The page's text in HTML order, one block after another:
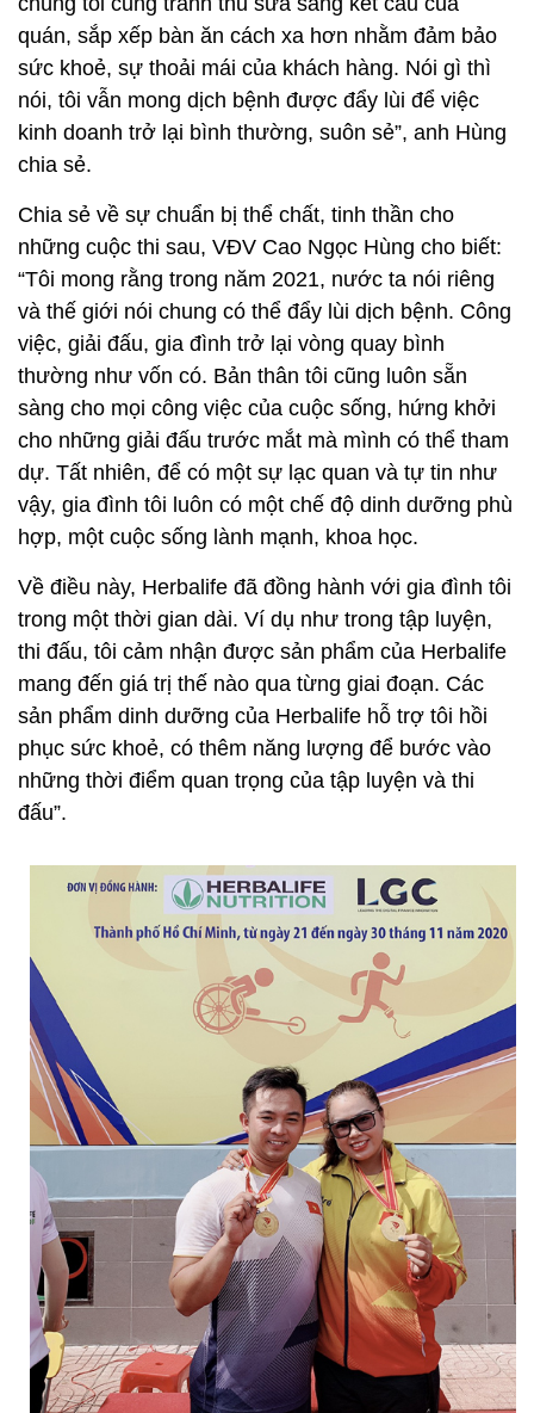
quán, sắp xếp bàn ăn cách xa hơn nhằm đảm bảo
sức khoẻ, sự thoải mái của khách hàng. Nói gì thì
nói, tôi vẫn mong dịch bệnh được đẩy lùi để việc
kinh doanh trở lại bình thường, suôn sẻ”, anh Hùng
chia sẻ.
Chia sẻ về sự chuẩn bị thể chất, tinh thần cho
những cuộc thi sau, VĐV Cao Ngọc Hùng cho biết:
“Tôi mong rằng trong năm 2021, nước ta nói riêng
và thế giới nói chung có thể đẩy lùi dịch bệnh. Công
việc, giải đấu, gia đình trở lại vòng quay bình
thường như vốn có. Bản thân tôi cũng luôn sẵn
sàng cho mọi công việc của cuộc sống, hứng khởi
cho những giải đấu trước mắt mà mình có thể tham
dự. Tất nhiên, để có một sự lạc quan và tự tin như
vậy, gia đình tôi luôn có một chế độ dinh dưỡng phù
hợp, một cuộc sống lành mạnh, khoa học.
Về điều này, Herbalife đã đồng hành với gia đình tôi
trong một thời gian dài. Ví dụ như trong tập luyện,
thi đấu, tôi cảm nhận được sản phẩm của Herbalife
mang đến giá trị thế nào qua từng giai đoạn. Các
sản phẩm dinh dưỡng của Herbalife hỗ trợ tôi hồi
phục sức khoẻ, có thêm năng lượng để bước vào
những thời điểm quan trọng của tập luyện và thi
đấu”.